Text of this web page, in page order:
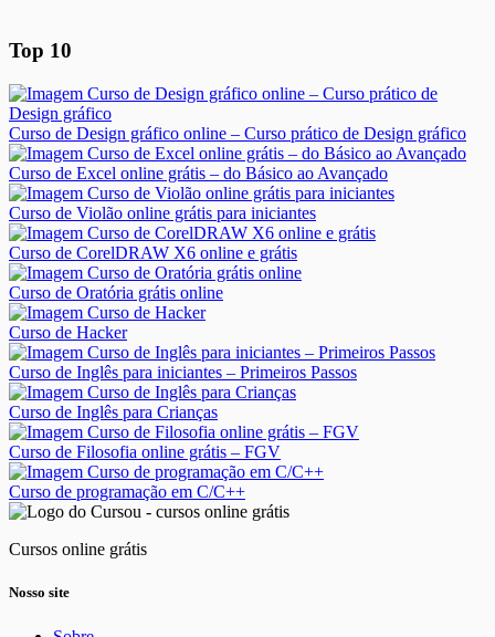
Top 10
Curso de Design gráfico online – Curso prático de Design gráfico
Curso de Excel online grátis – do Básico ao Avançado
Curso de Violão online grátis para iniciantes
Curso de CorelDRAW X6 online e grátis
Curso de Oratória grátis online
Curso de Hacker
Curso de Inglês para iniciantes – Primeiros Passos
Curso de Inglês para Crianças
Curso de Filosofia online grátis – FGV
Curso de programação em C/C++
Cursos online grátis
Nosso site